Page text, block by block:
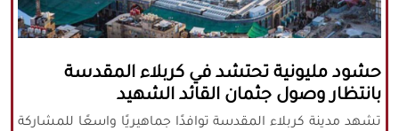
كافة الحقوق محفوظة لموقع نورنيوز
يُرجى ذكر المصدر عند نقل أي موضوع عن
موقعنا
حشود مليونية تحتشد في كربلاء المقدسة
بانتظار وصول جثمان القائد الشهيد
تشهد مدينة كربلاء المقدسة توافدًا جماهيريًا واسعًا للمشاركة